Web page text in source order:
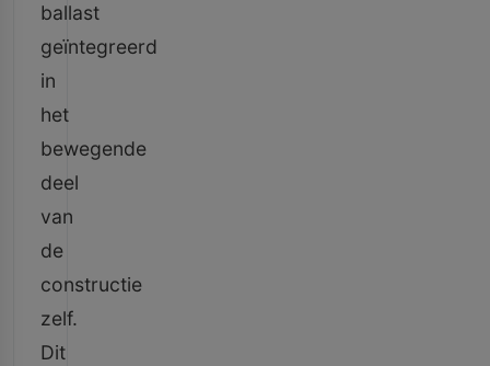
ballast
geïntegreerd
in
het
bewegende
deel
van
de
constructie
zelf.
Dit